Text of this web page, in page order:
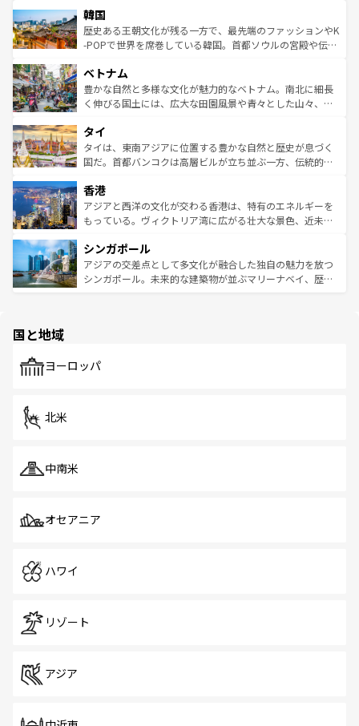
ワイを、存分に味わってほしい。 なお、新着のハワイ情報
はコンテンツ一覧を参照してほしい。
いる。アクティビティも充実しており、サーフィンやダイ
ビング、ハイキングなど、アウトドア好きにはたまらな
い。オーストラリアの多彩な魅力を存分に味わいつくそ
参照してほしい。
ン）、静ひつな山岳地帯である台湾東部など、都市の喧騒
と山間の静けさが共存しており、訪れる人に新しい発見と
驚きをもたらしてくれる。また、奥深い台湾の食文化も魅
容にもいいと評判のスイーツなど、バラエティ豊かな料理
が味わえる。 なお、新着の台湾情報は コンテンツ一覧を参
照してほしい。
韓国
歴史ある王朝文化が残る一方で、最先端のファッションやK
-POPで世界を席巻している韓国。首都ソウルの宮殿や伝統
き、地方に足を延ばせば四季折々の自然美を楽しむことが
できる。そして、キムチや焼肉、絶品のストリートフード
まで、さまざまな韓国料理が待っている。夜には、韓国な
リティに包まれながら、韓国の多彩な魅力を心ゆくまで味
わってみてほしい。 なお、新着の韓国情報はコンテンツ一
覧を参照してほしい。
ベトナム
豊かな自然と多様な文化が魅力的なベトナム。南北に細長
く伸びる国土には、広大な田園風景や青々とした山々、世
急速な発展と共に伝統が息づく。ハノイの古い町並みやホ
ーチミン市のフランス統治時代の建物も、独特の雰囲気を
醸し出している。また、バラエティの豊かさとおいしさで
とつ。フォーやバインミー、ベトナムコーヒーなどは、ぜ
ひ現地で味わいたい。どの地域を訪れてもあたたかい人々
が旅行者を迎えてくれるので、きっと忘れられない旅にな
参照してほしい。
タイ
タイは、東南アジアに位置する豊かな自然と歴史が息づく
国だ。首都バンコクは高層ビルが立ち並ぶ一方、伝統的な
の活気が交差している。北部ではチェンマイなどの山岳地
帯で自然と触れ合い、南部ではプーケットやクラビの美し
いビーチでリゾート気分を楽しむことができる。タイ料理
激する。気候は一年中温暖で、どの季節にも異なる楽しみ
が待っている。親しみやすいタイの人々、仏教を中心とし
た文化、そして多様な観光資源が、訪れる旅人を魅了し続
香港
アジアと西洋の文化が交わる香港は、特有のエネルギーを
もっている。ヴィクトリア湾に広がる壮大な景色、近未来
み、どこを訪れても感動するはず。観光スポットが密集し
ており、効率よく見どころを回れるのも魅力。息をのむよ
うな絶景から文化的な体験まで、香港を存分に楽しみ尽く
シンガポール
アジアの交差点として多文化が融合した独自の魅力を放つ
シンガポール。未来的な建築物が並ぶマリーナベイ、歴史
で、ホーカーズは地元の風情を楽しめる外せないスポット
国と地域
ヨーロッパ
北米
中南米
オセアニア
ハワイ
リゾート
アジア